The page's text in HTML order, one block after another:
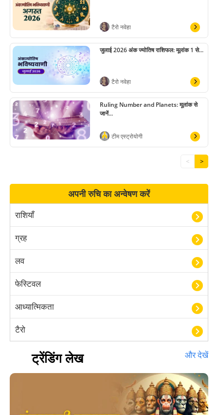
टैरो नवेहा
जुलाई 2026 अंक ज्योतिष राशिफल: मूलांक 1 से...
टैरो नवेहा
Ruling Number and Planets: मूलांक से
जानें...
टीम एस्ट्रोयोगी
< >
अपनी रुचि का अन्वेषण करें
राशियाँ
ग्रह
लव
फेस्टिवल
आध्यात्मिकता
टैरो
हस्तरेखा शास्त्र
बॉलीवुड
ट्रेंडिंग लेख और देखें